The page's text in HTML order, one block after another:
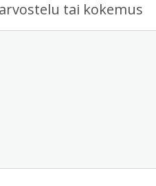
tai kokemus